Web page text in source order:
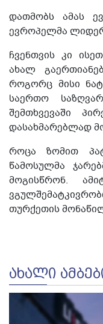
დათმობს ამას
ევროპელმა
ჩვენთვის კი
ახალ
როგორც მისი
საერთო
შემთხვევაში
დასახმარებლად
როცა ზომით
წამოსულმა
მოგისწრონ.
თურქეთის
ᲐᲮᲐᲚᲘ